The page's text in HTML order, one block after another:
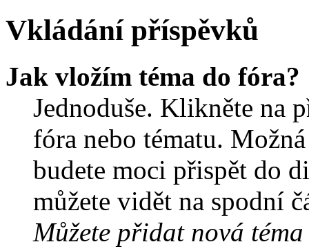
Vkládání příspěvků
Jak vložím téma do fóra?
Jednoduše. Klikněte na
fóra nebo tématu.
budete moci přispět do
můžete vidět na spodní
Můžete přidat nová